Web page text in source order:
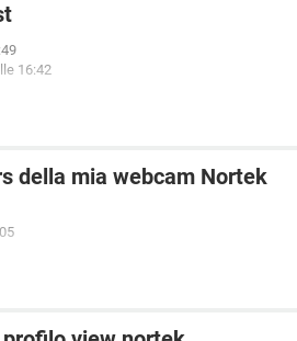
16:42
della mia webcam Nortek